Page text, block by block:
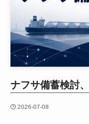
ナフサ備蓄検討
2026-07-08